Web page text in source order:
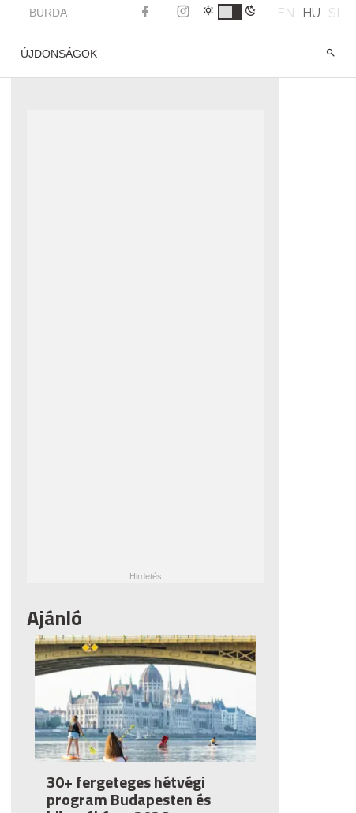
BURDA EN HU SL
ÚJDONSÁGOK
Ajánló
30+ fergeteges hétvégi
program Budapesten és